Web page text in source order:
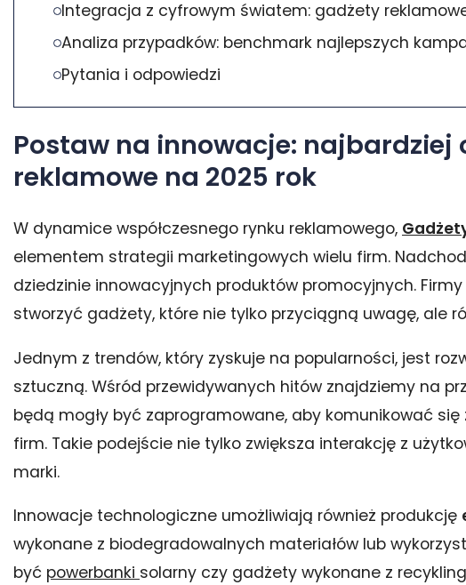
Integracja z cyfrowym światem: gadżety
Analiza przypadków: benchmark najlepszych
Pytania i odpowiedzi
Postaw na innowacje: najbardziej
reklamowe na 2025 rok
W dynamice współczesnego rynku reklamowego,
elementem strategii marketingowych wielu firm.
dziedzinie innowacyjnych produktów promocyjnych.
stworzyć gadżety, które nie tylko przyciągną uwagę, ale
Jednym z trendów, który zyskuje na popularności, jest
sztuczną. Wśród przewidywanych hitów znajdziemy na
będą mogły być zaprogramowane, aby komunikować
firm. Takie podejście nie tylko zwiększa interakcję z
marki.
Innowacje technologiczne umożliwiają również produkcję
wykonane z biodegradowalnych materiałów lub
być powerbanki solarny czy gadżety wykonane z